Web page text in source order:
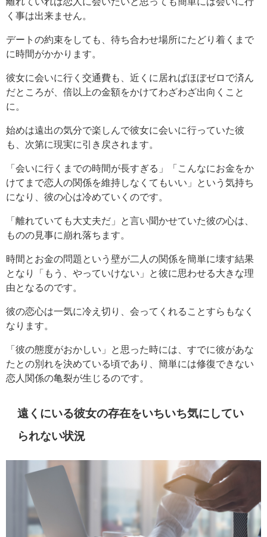
く事は出来ません。
デートの約束をしても、待ち合わせ場所にたどり着くまで
に時間がかかります。
彼女に会いに行く交通費も、近くに居ればほぼゼロで済ん
だところが、倍以上の金額をかけてわざわざ出向くこと
に。
始めは遠出の気分で楽しんで彼女に会いに行っていた彼
も、次第に現実に引き戻されます。
「会いに行くまでの時間が長すぎる」「こんなにお金をか
けてまで恋人の関係を維持しなくてもいい」という気持ち
になり、彼の心は冷めていくのです。
「離れていても大丈夫だ」と言い聞かせていた彼の心は、
ものの見事に崩れ落ちます。
時間とお金の問題という壁が二人の関係を簡単に壊す結果
となり「もう、やっていけない」と彼に思わせる大きな理
由となるのです。
彼の恋心は一気に冷え切り、会ってくれることすらもなく
なります。
「彼の態度がおかしい」と思った時には、すでに彼があな
たとの別れを決めている頃であり、簡単には修復できない
恋人関係の亀裂が生じるのです。
遠くにいる彼女の存在をいちいち気にしてい
られない状況